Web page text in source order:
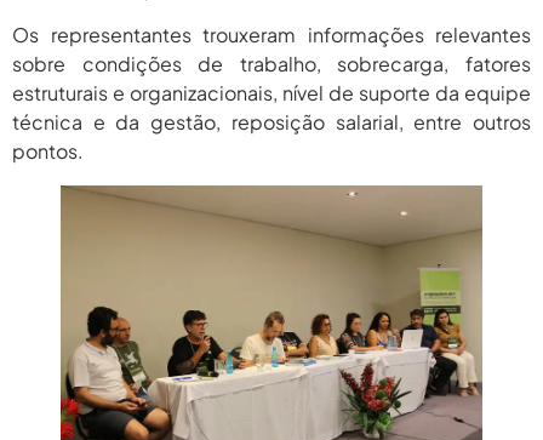
Os representantes trouxeram informações relevantes
sobre condições de trabalho, sobrecarga, fatores
estruturais e organizacionais, nível de suporte da equipe
técnica e da gestão, reposição salarial, entre outros
pontos.